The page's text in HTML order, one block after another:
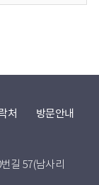
처
방문안내
길 57(남사리